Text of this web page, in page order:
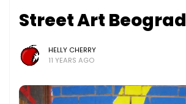
Street Art Beograd
HELLY CHERRY
11 YEARS AGO